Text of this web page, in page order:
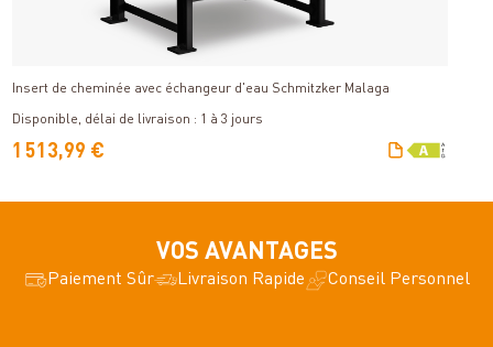
Détails
Insert de cheminée avec échangeur d'eau Schmitzker Malaga
Disponible, délai de livraison : 1 à 3 jours
1 513,99 €
VOS AVANTAGES
Paiement Sûr Livraison Rapide Conseil Personnel